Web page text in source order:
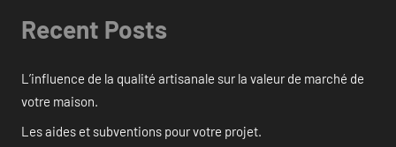
Recent Posts
L’influence de la qualité artisanale sur la valeur de marché de
votre maison.
Les aides et subventions pour votre projet.